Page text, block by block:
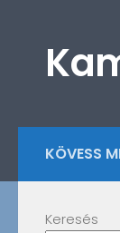
KÖVESS
Keresés